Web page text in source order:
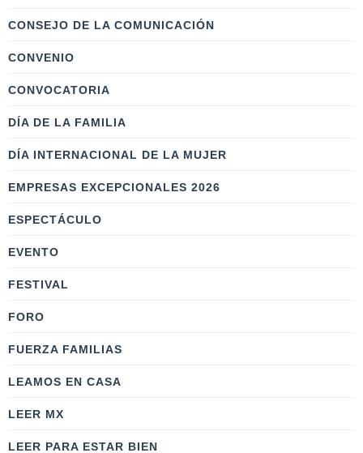
CONSEJO DE LA COMUNICACIÓN
CONVENIO
CONVOCATORIA
DÍA DE LA FAMILIA
DÍA INTERNACIONAL DE LA MUJER
EMPRESAS EXCEPCIONALES 2026
ESPECTÁCULO
EVENTO
FESTIVAL
FORO
FUERZA FAMILIAS
LEAMOS EN CASA
LEER MX
LEER PARA ESTAR BIEN